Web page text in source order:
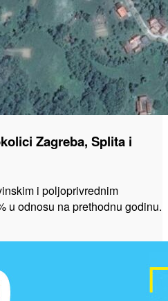
Zagreba, Splita i
i poljoprivrednim
u odnosu na prethodnu godinu.